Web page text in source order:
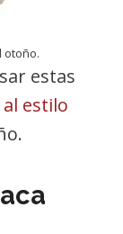
otoño.
estas
estilo